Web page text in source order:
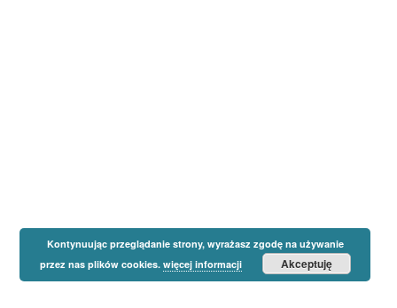
Kontynuując przeglądanie strony, wyrażasz zgodę na używanie
przez nas plików cookies. więcej informacji Akceptuję